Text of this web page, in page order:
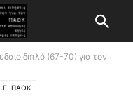
διπλό (67-70) για τον
ΠΑΟΚ